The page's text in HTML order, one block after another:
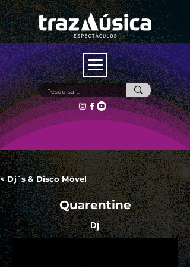
< Dj´s & Disco Móvel
Quarentine
Dj